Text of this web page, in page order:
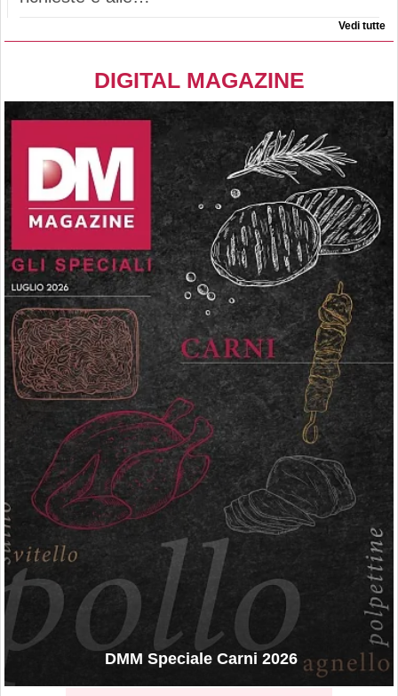
Vedi tutte
DIGITAL MAGAZINE
DMM Speciale Carni 2026